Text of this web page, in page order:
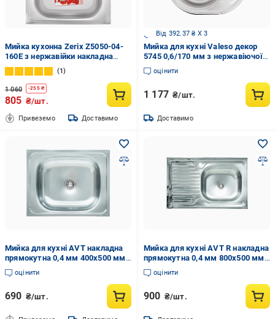
Мийка кухонна Zerix Z5050-04-
160E з нержавійки накладна
квадратна Satin (ZM0604)
1
1 060 -255₴
805 ₴/шт.
Привеземо Доставимо
Від 392.37 ₴ X 3
Мийка для кухні Valeso декор
5745 0,6/170 мм з нержавіючої
сталі (3120075953)
оцінити
1 177 ₴/шт.
Доставимо
Мийка для кухні AVT накладна
прямокутна 0,4 мм 400x500 мм
Хром (AVT-М-40)
оцінити
690 ₴/шт.
Мийка для кухні AVT R накладна
прямокутна 0,4 мм 800x500 мм
Хром (AVT-М-80)
оцінити
900 ₴/шт.